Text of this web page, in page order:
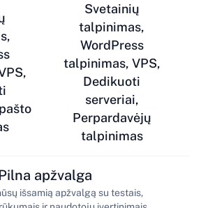
Svetainių
talpinimas,
WordPress
talpinimas, VPS,
Dedikuoti
serveriai,
Perpardavėjų
talpinimas
apžvalga
išsamią apžvalgą su testais,